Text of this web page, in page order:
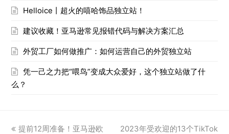
Helloice丨超火的嘻哈饰品独立站！
建议收藏！亚马逊常见报错代码与解决方案汇总
外贸工厂如何做推广：如何运营自己的外贸独立站
凭一己之力把“喂鸟”变成大众爱好，这个独立站做了什
么？
previous
提前12周准备！亚马逊欧
next
2023年受欢迎的13个TikTok